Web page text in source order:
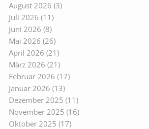
August 2026 (3)
Juli 2026 (11)
Juni 2026 (8)
Mai 2026 (26)
April 2026 (21)
März 2026 (21)
Februar 2026 (17)
Januar 2026 (13)
Dezember 2025 (11)
November 2025 (16)
Oktober 2025 (17)